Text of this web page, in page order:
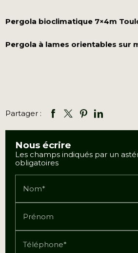
Pergola bioclimatique 7×4m
Pergola à lames orientables sur
Partager :
Nous écrire
Les champs indiqués par un
obligatoires
Nom*
Prénom
Téléphone*